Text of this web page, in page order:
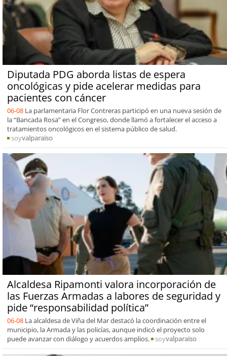
Diputada PDG aborda listas de espera
oncológicas y pide acelerar medidas para
pacientes con cáncer
06-08 La parlamentaria Flor Contreras participó en una nueva sesión de
la “Bancada Rosa” en el Congreso, donde llamó a fortalecer el acceso a
tratamientos oncológicos en el sistema público de salud.
soyvalparaiso
Alcaldesa Ripamonti valora incorporación de
las Fuerzas Armadas a labores de seguridad y
pide “responsabilidad política”
06-08 La alcaldesa de Viña del Mar destacó la coordinación entre el
municipio, la Armada y las policías, aunque indicó el proyecto solo
puede avanzar con diálogo y acuerdos amplios.
soyvalparaiso